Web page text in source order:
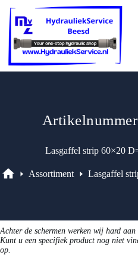
naar
inhoud
was:
€113,14.
€101,83.
Lasgaffel strip 60×20
Assortiment Lasgaffel
Achter de schermen werken wij hard
Kunt u een specifiek product nog niet
op.